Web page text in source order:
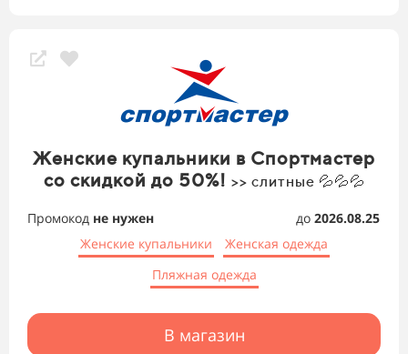
Женские купальники в Спортмастер
со скидкой до 50%! >> слитные 💦💦💦
Промокод не нужен до 2026.08.25
Женские купальники
Женская одежда
Пляжная одежда
В магазин